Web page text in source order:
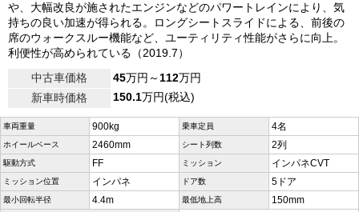
や、大幅改良が施されたエンジンなどのパワートレインにより、気
持ちの良い加速が得られる。ロングシートスライドによる、前後の
席のウォークスルー機能など、ユーティリティ性能がさらに向上。
利便性が高められている（2019.7）
中古車価格
45万円～112万円
新車時価格
150.1万円(税込)
車両重量 900kg 乗車定員 4名
ホイールベース 2460mm シート列数 2列
駆動方式 FF ミッション インパネCVT
ミッション位置 インパネ ドア数 5ドア
最小回転半径 4.4m 最低地上高 150mm